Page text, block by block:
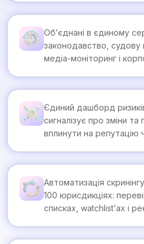
Об’єднані в єдиному
законодавство, судову
медіа-моніторинг і
Єдиний дашборд
сигналізує про зміни
вплинути на репутацію
Автоматизація
100 юрисдикціях:
списках, watchlist’ах і